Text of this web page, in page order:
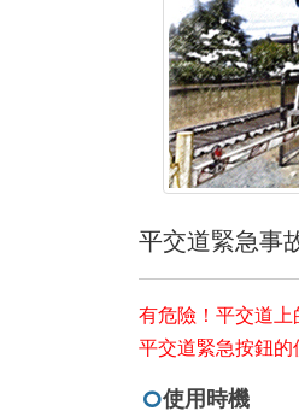
平交道緊急事
有危險！平交道
平交道緊急按鈕
使用時機